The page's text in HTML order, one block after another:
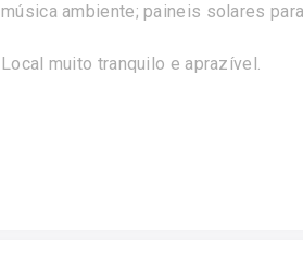
música ambiente; paineis solares
Local muito tranquilo e aprazível.